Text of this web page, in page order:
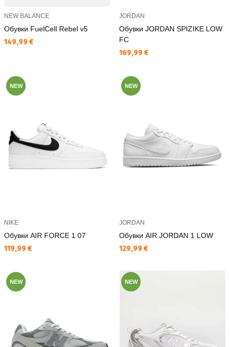
NEW BALANCE
Обувки FuelCell Rebel v5
Текуща цена:
149,99 €
JORDAN
Обувки JORDAN SPIZIKE LOW
FC
Текуща цена:
169,99 €
NEW
NIKE
Обувки AIR FORCE 1 07
Текуща цена:
119,99 €
NEW
JORDAN
Обувки AIR JORDAN 1 LOW
Текуща цена:
129,99 €
NEW NEW